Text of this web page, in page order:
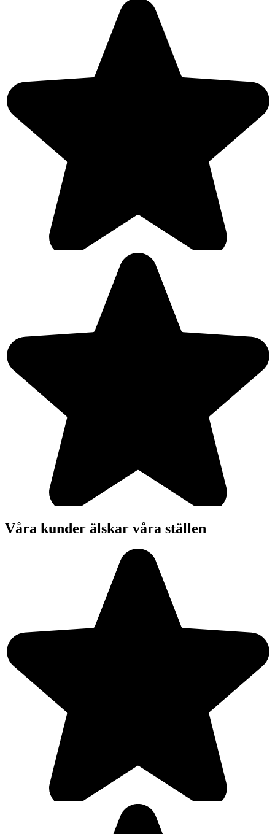
Våra kunder älskar våra ställen